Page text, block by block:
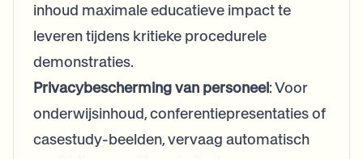
inhoud maximale educatieve impact te
leveren tijdens kritieke procedurele
demonstraties.
Privacybescherming van personeel: Voor
onderwijsinhoud, conferentiepresentaties of
casestudy-beelden, vervaag automatisch